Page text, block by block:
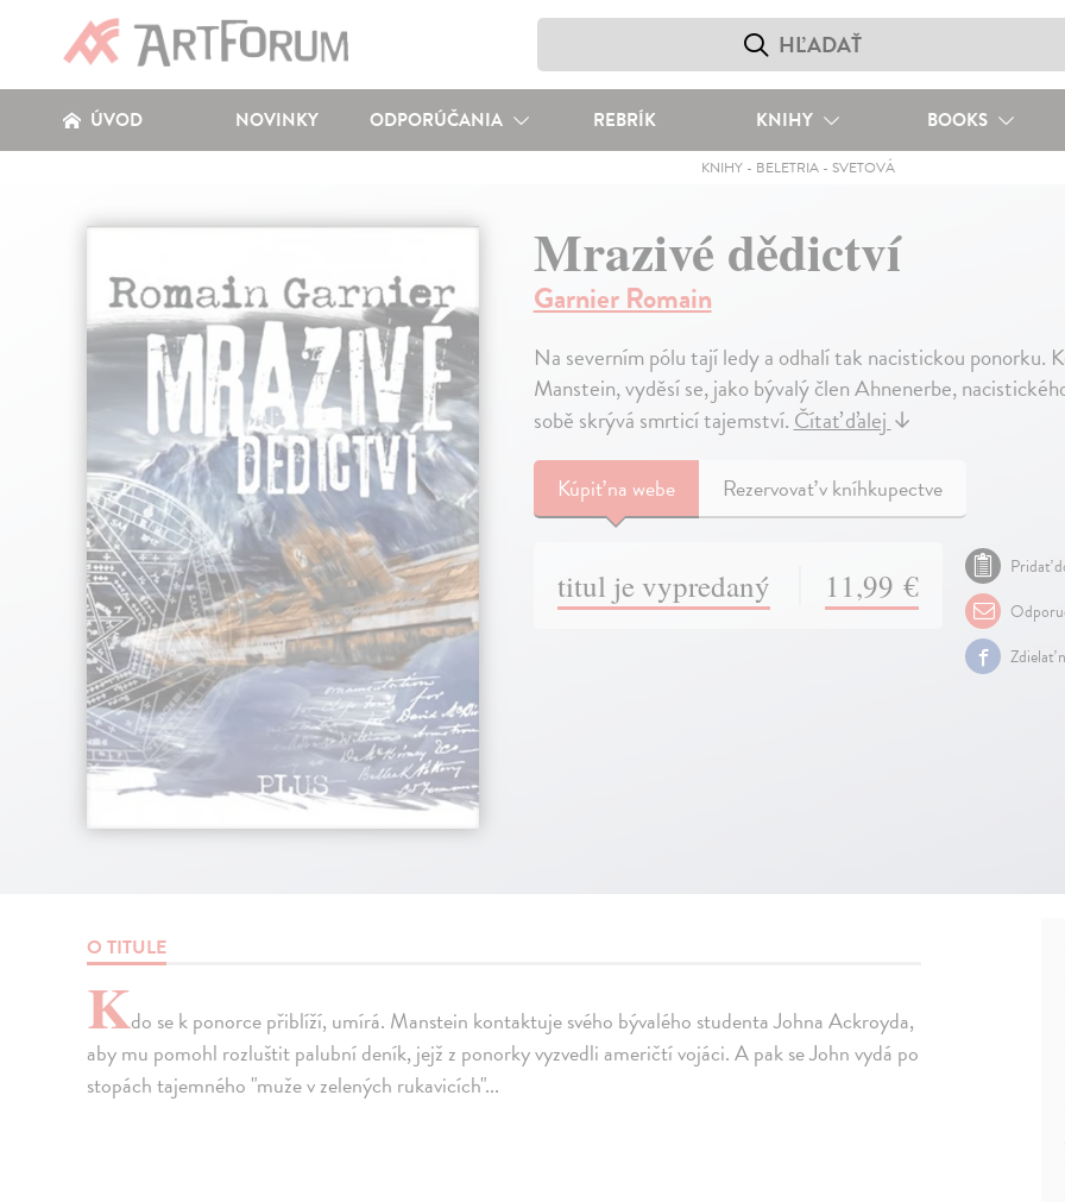
ÚVOD NOVINKY ODPORÚČANIA REBRÍK KNIHY BOOKS
KNIHY - BELETRIA - SVETOVÁ
Mrazivé dědictví
Garnier Romain
Na severním pólu tají ledy a odhalí tak nacistickou ponorku.
Manstein, vyděsí se, jako bývalý člen Ahnenerbe,
sobě skrývá smrticí tajemství.Čítať ďalej↓
Kúpiťna webe Rezervovať v kníhkupectve
titul je vypredaný 11,99 €
Pridať
Zdielať
O TITULE
Kdo se k ponorce přiblíží, umírá. Manstein kontaktuje svého bývalého studenta Johna Ackroyda,
aby mu pomohl rozluštit palubní deník, jejž z ponorky vyzvedli američtí vojáci. A pak se John vydá po
stopách tajemného "muže v zelených rukavicích"...